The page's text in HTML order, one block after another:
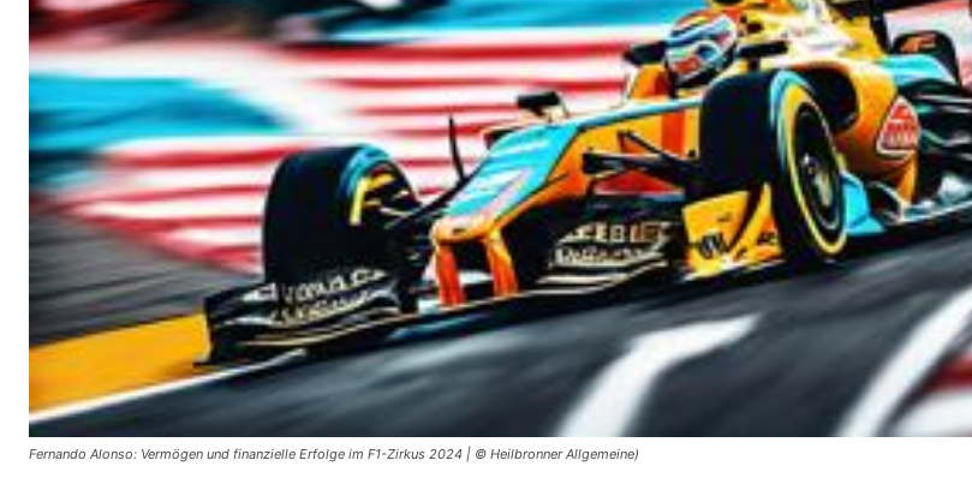
Fernando Alonso: Vermögen und finanzielle Erfolge im F1-Zirkus 2024 | © Heilbronner Allgemeine)